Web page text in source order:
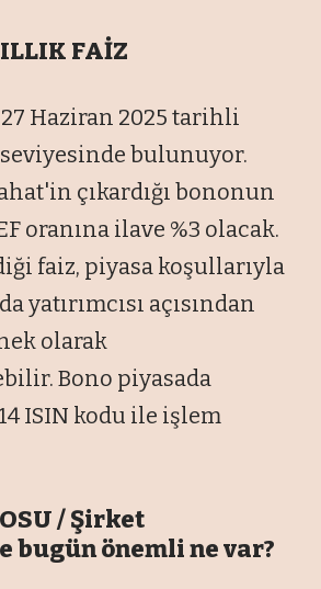
FAİZ
Haziran 2025 tarihli
seviyesinde bulunuyor.
çıkardığı bononun
oranına ilave %3 olacak.
faiz, piyasa koşullarıyla
yatırımcısı açısından
olarak
Bono piyasada
ISIN kodu ile işlem
/ Şirket
bugün önemli ne var?